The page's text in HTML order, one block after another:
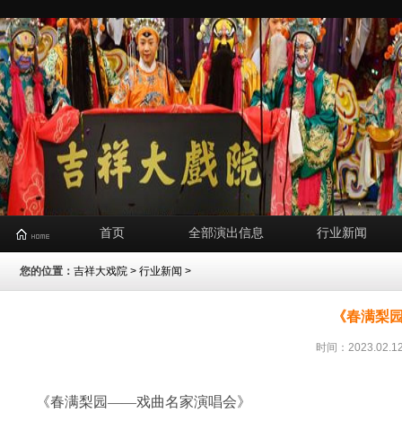
首页 全部演出信息 行业新闻
您的位置： 吉祥大戏院 > 行业新闻 >
《春满
时间：
《春满梨园——戏曲名家演唱会》